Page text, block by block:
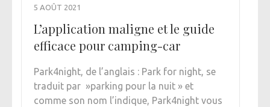
5 AOÛT 2021
L’application maligne et le guide
efficace pour camping-car
Park4night, de l’anglais : Park for night, se
traduit par »parking pour la nuit » et
comme son nom l’indique, Park4night vous